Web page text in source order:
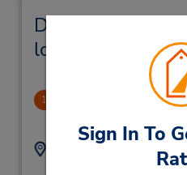
Sign In To
Duesseldorf
lojas próximas
1 Duesseldorf Airport
Endereço: